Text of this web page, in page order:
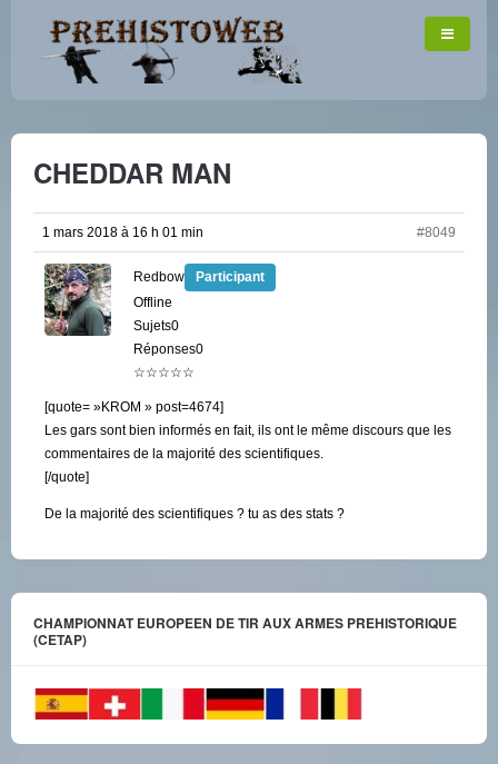
CHEDDAR MAN
1 mars 2018 à 16 h 01 min #8049
Redbow
Participant
Offline
Sujets0
Réponses0
☆☆☆☆☆
[quote= »KROM » post=4674]
Les gars sont bien informés en fait, ils ont le même discours que les
commentaires de la majorité des scientifiques.
[/quote]
De la majorité des scientifiques ? tu as des stats ?
CHAMPIONNAT EUROPEEN DE TIR AUX ARMES PREHISTORIQUE
(CETAP)